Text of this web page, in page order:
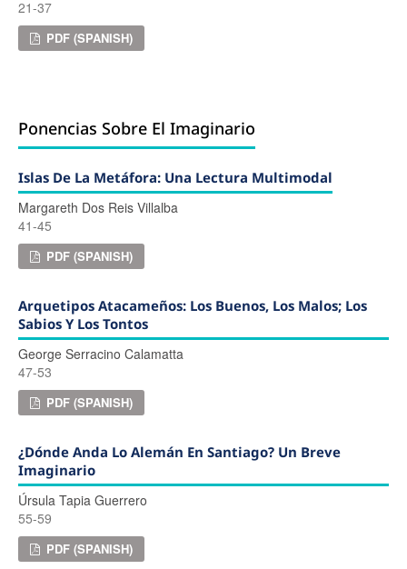
21-37
PDF (SPANISH)
Ponencias Sobre El Imaginario
Islas De La Metáfora: Una Lectura Multimodal
Margareth Dos Reis Villalba
41-45
PDF (SPANISH)
Arquetipos Atacameños: Los Buenos, Los Malos; Los
Sabios Y Los Tontos
George Serracino Calamatta
47-53
PDF (SPANISH)
¿Dónde Anda Lo Alemán En Santiago? Un Breve
Imaginario
Úrsula Tapia Guerrero
55-59
PDF (SPANISH)